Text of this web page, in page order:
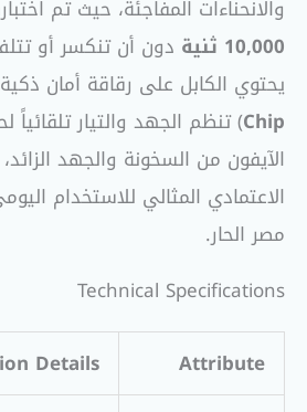
والانحناءات المفاجئة، حيث تم
10,000 ثنية
دون أن تنكسر أو
يحتوي الكابل على رقاقة أمان
Chip) تنظم الجهد والتيار تلقائياً
الآيفون من السخونة والجهد
الاعتمادي المثالي للاستخدام
مصر الحار.
Technical Specifications
Attribute
Details